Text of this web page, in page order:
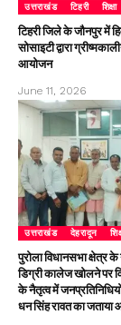
उत्तराखंड टिहरी शिक्षा
टिहरी जिले के जौनपुर में
सोसाइटी द्वारा
आयोजन
June 11, 2026
उत्तराखंड देहरादून
पुरोला विधानसभा क्षेत्र के
डिग्री कालेज खोलने पर
के नैतृत्व में जनप्रतिनिधियों
धन सिंह रावत का जताया